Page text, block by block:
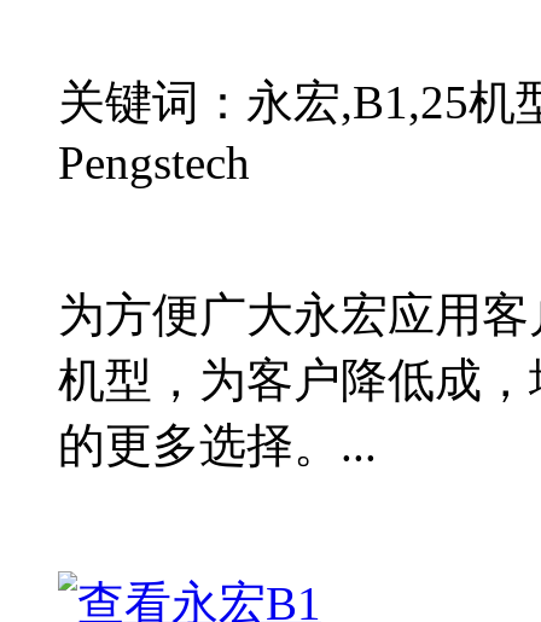
关键词：永宏,B1,25机
Pengstech
为方便广大永宏应用
机型，为客户降低成
的更多选择。...